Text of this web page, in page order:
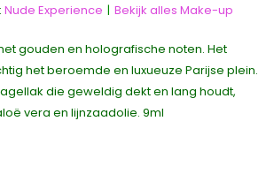
Nude Experience Bekijk alles Make-up
gouden en holografische noten. Het
het beroemde en luxueuze Parijse plein.
die geweldig dekt en lang houdt,
vera en lijnzaadolie. 9ml